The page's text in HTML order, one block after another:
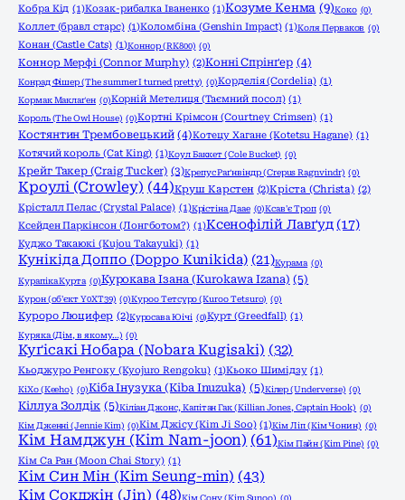
Кобра Кід (1)Козак-рибалка Іваненко (1)Козуме Кенма (9)Коко (0)
Коллет (бравл старс) (1)Коломбіна (Genshin Impact) (1)Коля Перваков (0)
Конан (Castle Cats) (1)Коннор (RK800) (0)
Коннор Мерфі (Connor Murphy) (2)Конні Спрінґер (4)
Конрад Фішер (The summer I turned pretty) (0)Корделія (Cordelia) (1)
Кормак Маклаґен (0)Корній Метелиця (Таємний посол) (1)
Король (The Owl House) (0)Кортні Крімсон (Courtney Crimsen) (1)
Костянтин Трембовецький (4)Котецу Хагане (Kotetsu Hagane) (1)
Котячий король (Cat King) (1)Коул Баккет (Cole Bucket) (0)
Крейг Такер (Craig Tucker) (3)Крепус Раґнвіндр (Crepus Ragnvindr) (0)
Кроулі (Crowley) (44)Круш Карстен (2)Кріста (Christa) (2)
Крісталл Пелас (Crystal Palace) (1)Крістіна Даае (0)Ксав'є Троп (0)
Ксейден Паркінсон (Лонгботом?) (1)Ксенофілій Лавґуд (17)
Куджо Такаюкі (Kujou Takayuki) (1)
Кунікіда Доппо (Doppo Kunikida) (21)Курама (0)
Курапіка Курта (0)Курокава Ізана (Kurokawa Izana) (5)
Курон (об'єкт Y0XT39) (0)Куроо Тетсуро (Kuroo Tetsuro) (0)
Куроро Люцифер (2)Куросава Юічі (0)Курт (Greedfall) (1)
Куряка (Дім, в якому…) (0)
Куґісакі Нобара (Nobara Kugisaki) (32)
Кьоджуро Ренгоку (Kyojuro Rengoku) (1)Кьоко Шимідзу (1)
КіХо (Keeho) (0)Кіба Інузука (Kiba Inuzuka) (5)Кілер (Underverse) (0)
Кіллуа Золдік (5)Кіліан Джонс, Капітан Гак (Killian Jones, Captain Hook) (0)
Кім Дженні (Jennie Kim) (0)Кім Джісу (Kim Ji Soo) (1)Кім Ліп (Кім Чонин) (0)
Кім Намджун (Kim Nam-joon) (61)Кім Пайн (Kim Pine) (0)
Кім Са Ран (Moon Chai Story) (1)
Кім Син Мін (Kim Seung-min) (43)
Кім Сокджін (Jin) (48)Кім Сону (Kim Sunoo) (0)